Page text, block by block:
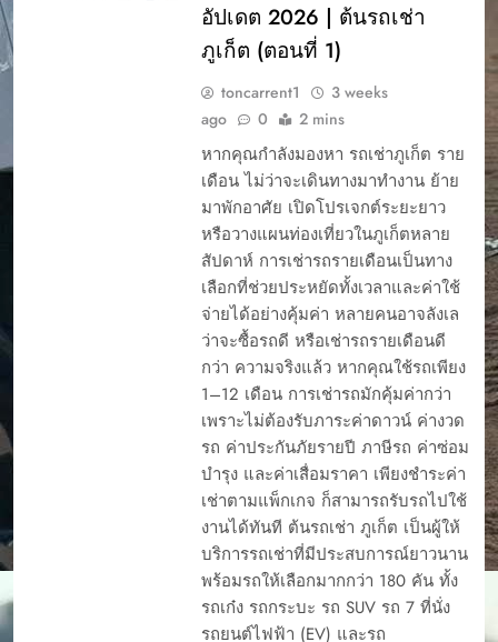
อัปเดต 2026 | ต้นรถเช่า
ภูเก็ต (ตอนที่ 1)
toncarrent1
3 weeks
ago
0 2 mins
หากคุณกำลังมองหา รถเช่าภูเก็ต ราย
เดือน ไม่ว่าจะเดินทางมาทำงาน ย้าย
มาพักอาศัย เปิดโปรเจกต์ระยะยาว
หรือวางแผนท่องเที่ยวในภูเก็ตหลาย
สัปดาห์ การเช่ารถรายเดือนเป็นทาง
เลือกที่ช่วยประหยัดทั้งเวลาและค่าใช้
จ่ายได้อย่างคุ้มค่า หลายคนอาจลังเล
ว่าจะซื้อรถดี หรือเช่ารถรายเดือนดี
กว่า ความจริงแล้ว หากคุณใช้รถเพียง
1–12 เดือน การเช่ารถมักคุ้มค่ากว่า
เพราะไม่ต้องรับภาระค่าดาวน์ ค่างวด
รถ ค่าประกันภัยรายปี ภาษีรถ ค่าซ่อม
บำรุง และค่าเสื่อมราคา เพียงชำระค่า
เช่าตามแพ็กเกจ ก็สามารถรับรถไปใช้
งานได้ทันที ต้นรถเช่า ภูเก็ต เป็นผู้ให้
บริการรถเช่าที่มีประสบการณ์ยาวนาน
พร้อมรถให้เลือกมากกว่า 180 คัน ทั้ง
รถเก๋ง รถกระบะ รถ SUV รถ 7 ที่นั่ง
รถยนต์ไฟฟ้า (EV) และรถ